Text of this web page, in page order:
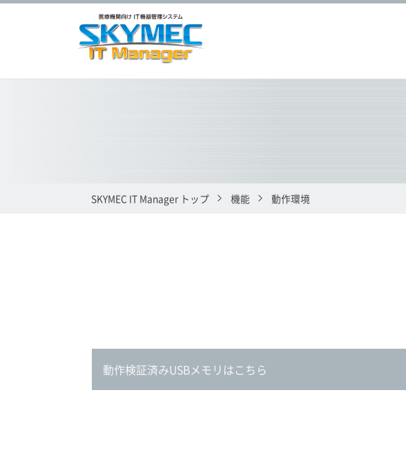
SKYMEC IT Manager トップ 機能 動作環境
動作検証済みUSBメモリはこちら